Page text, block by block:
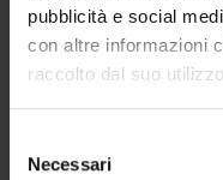
pubblicità e social
con altre informazioni
raccolto dal suo
delNecessari
Read more